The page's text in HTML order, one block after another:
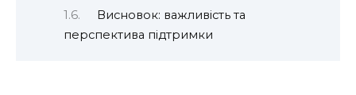
Висновок: важливість та
перспектива підтримки